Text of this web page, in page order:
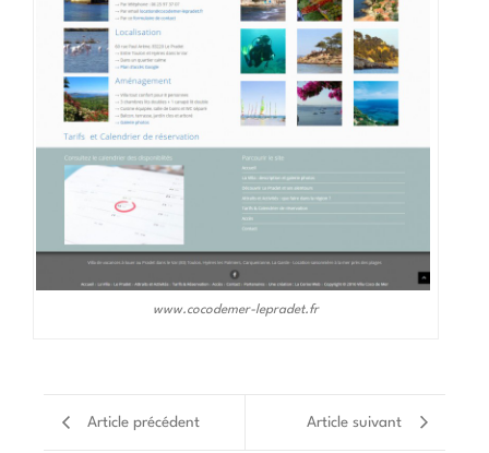
www.cocodemer-lepradet.fr
Article précédent Article suivant